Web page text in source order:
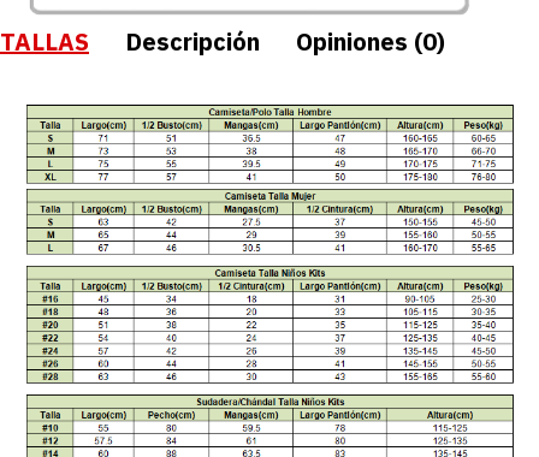
TALLAS Descripción Opiniones (0)